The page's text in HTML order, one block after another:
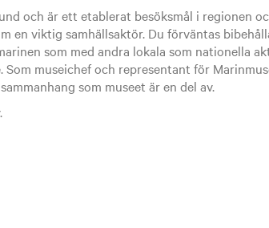
och är ett etablerat besöksmål i regionen
en viktig samhällsaktör. Du förväntas
som med andra lokala som nationella
Som museichef och representant för
som museet är en del av.